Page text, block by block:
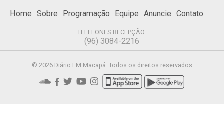
Home Sobre Programação Equipe Anuncie Contato
TELEFONES RECEPÇÃO:
(96) 3084-2216
© 2026 Diário FM Macapá. Todos os direitos reservados